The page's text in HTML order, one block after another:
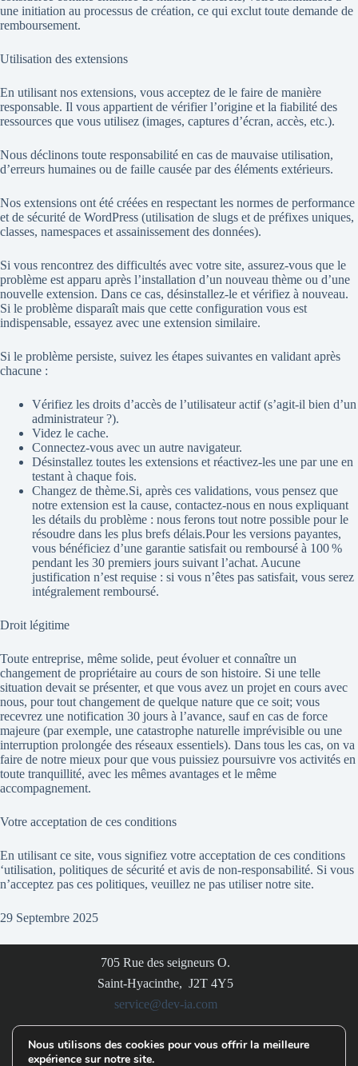
une initiation au processus de création, ce qui exclut toute demande de
remboursement.
Utilisation des extensions
En utilisant nos extensions, vous acceptez de le faire de manière
responsable. Il vous appartient de vérifier l’origine et la fiabilité des
ressources que vous utilisez (images, captures d’écran, accès, etc.).
Nous déclinons toute responsabilité en cas de mauvaise utilisation,
d’erreurs humaines ou de faille causée par des éléments extérieurs.
Nos extensions ont été créées en respectant les normes de performance
et de sécurité de WordPress (utilisation de slugs et de préfixes uniques,
classes, namespaces et assainissement des données).
Si vous rencontrez des difficultés avec votre site, assurez-vous que le
problème est apparu après l’installation d’un nouveau thème ou d’une
nouvelle extension. Dans ce cas, désinstallez-le et vérifiez à nouveau.
Si le problème disparaît mais que cette configuration vous est
indispensable, essayez avec une extension similaire.
Si le problème persiste, suivez les étapes suivantes en validant après
chacune :
Vérifiez les droits d’accès de l’utilisateur actif (s’agit-il bien d’un
administrateur ?).
Videz le cache.
Connectez-vous avec un autre navigateur.
Désinstallez toutes les extensions et réactivez-les une par une en
testant à chaque fois.
Changez de thème.Si, après ces validations, vous pensez que
notre extension est la cause, contactez-nous en nous expliquant
les détails du problème : nous ferons tout notre possible pour le
résoudre dans les plus brefs délais.Pour les versions payantes,
vous bénéficiez d’une garantie satisfait ou remboursé à 100 %
pendant les 30 premiers jours suivant l’achat. Aucune
justification n’est requise : si vous n’êtes pas satisfait, vous serez
intégralement remboursé.
Droit légitime
Toute entreprise, même solide, peut évoluer et connaître un
changement de propriétaire au cours de son histoire. Si une telle
situation devait se présenter, et que vous avez un projet en cours avec
nous, pour tout changement de quelque nature que ce soit; vous
recevrez une notification 30 jours à l’avance, sauf en cas de force
majeure (par exemple, une catastrophe naturelle imprévisible ou une
interruption prolongée des réseaux essentiels). Dans tous les cas, on va
faire de notre mieux pour que vous puissiez poursuivre vos activités en
toute tranquillité, avec les mêmes avantages et le même
accompagnement.
Votre acceptation de ces conditions
En utilisant ce site, vous signifiez votre acceptation de ces conditions
‘utilisation, politiques de sécurité et avis de non-responsabilité. Si vous
n’acceptez pas ces politiques, veuillez ne pas utiliser notre site.
29 Septembre 2025
705 Rue des seigneurs O.
Saint-Hyacinthe, J2T 4Y5
service@dev-ia.com
AVIS
Nous utilisons des cookies pour vous offrir la meilleure
expérience sur notre site.